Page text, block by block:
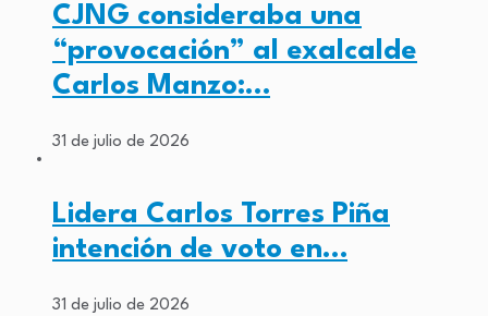
CJNG consideraba una
“provocación” al exalcalde
Carlos Manzo:…
31 de julio de 2026
Lidera Carlos Torres Piña
intención de voto en…
31 de julio de 2026